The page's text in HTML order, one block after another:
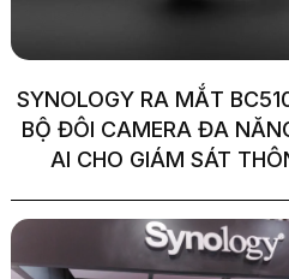
SYNOLOGY RA MẮT
BỘ ĐÔI CAMERA ĐA
AI CHO GIÁM SÁT